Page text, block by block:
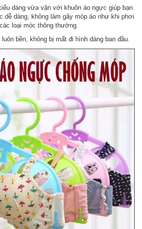
dáng vừa vặn với khuôn áo ngực giúp bạn
dễ dàng, không làm gãy móp áo như khi phơi
loại móc thông thường.
bền, không bị mất đi hình dáng ban đầu.